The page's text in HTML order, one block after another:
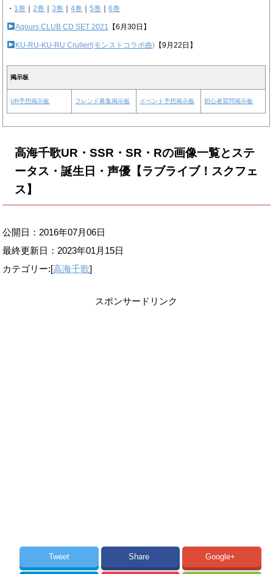
・ 1巻 ｜2巻 ｜3巻 ｜4巻 ｜5巻 ｜6巻
Aqours CLUB CD SET 2021 【6月30日】
KU-RU-KU-RU Cruller!(モンストコラボ曲) 【9月22日】
掲示板
UR予想掲示板 フレンド募集掲示板 イベント予想掲示板 初心者質問掲示板
高海千歌UR・SSR・SR・Rの画像一覧とステ
ータス・誕生日・声優【ラブライブ！スクフェ
ス】
公開日：2016年07月06日
最終更新日： 2023年01月15日
カテゴリー:[高海千歌]
スポンサードリンク
Tweet Share Google+